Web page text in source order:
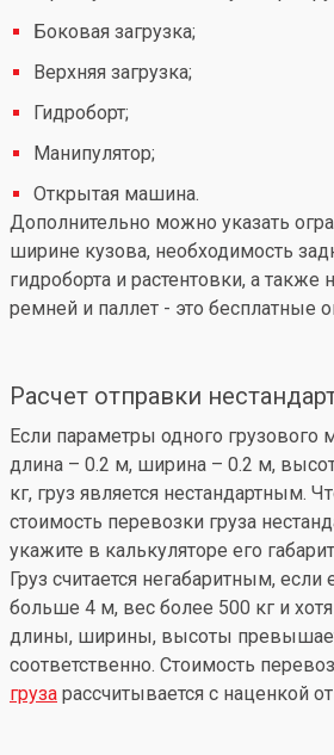
Боковая загрузка;
Верхняя загрузка;
Гидроборт;
Манипулятор;
Открытая машина.
Дополнительно можно указать
ширине кузова, необходимость
гидроборта и растентовки, а
ремней и паллет - это бесплатные
Расчет отправки
Если параметры одного
длина – 0.2 м, ширина – 0.2 м,
кг, груз является нестандартным.
стоимость перевозки груза
укажите в калькуляторе его
Груз считается негабаритным, если
больше 4 м, вес более 500 кг и
длины, ширины, высоты
соответственно. Стоимость
груза рассчитывается с наценкой